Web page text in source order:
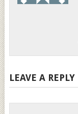
LEAVE A REPLY